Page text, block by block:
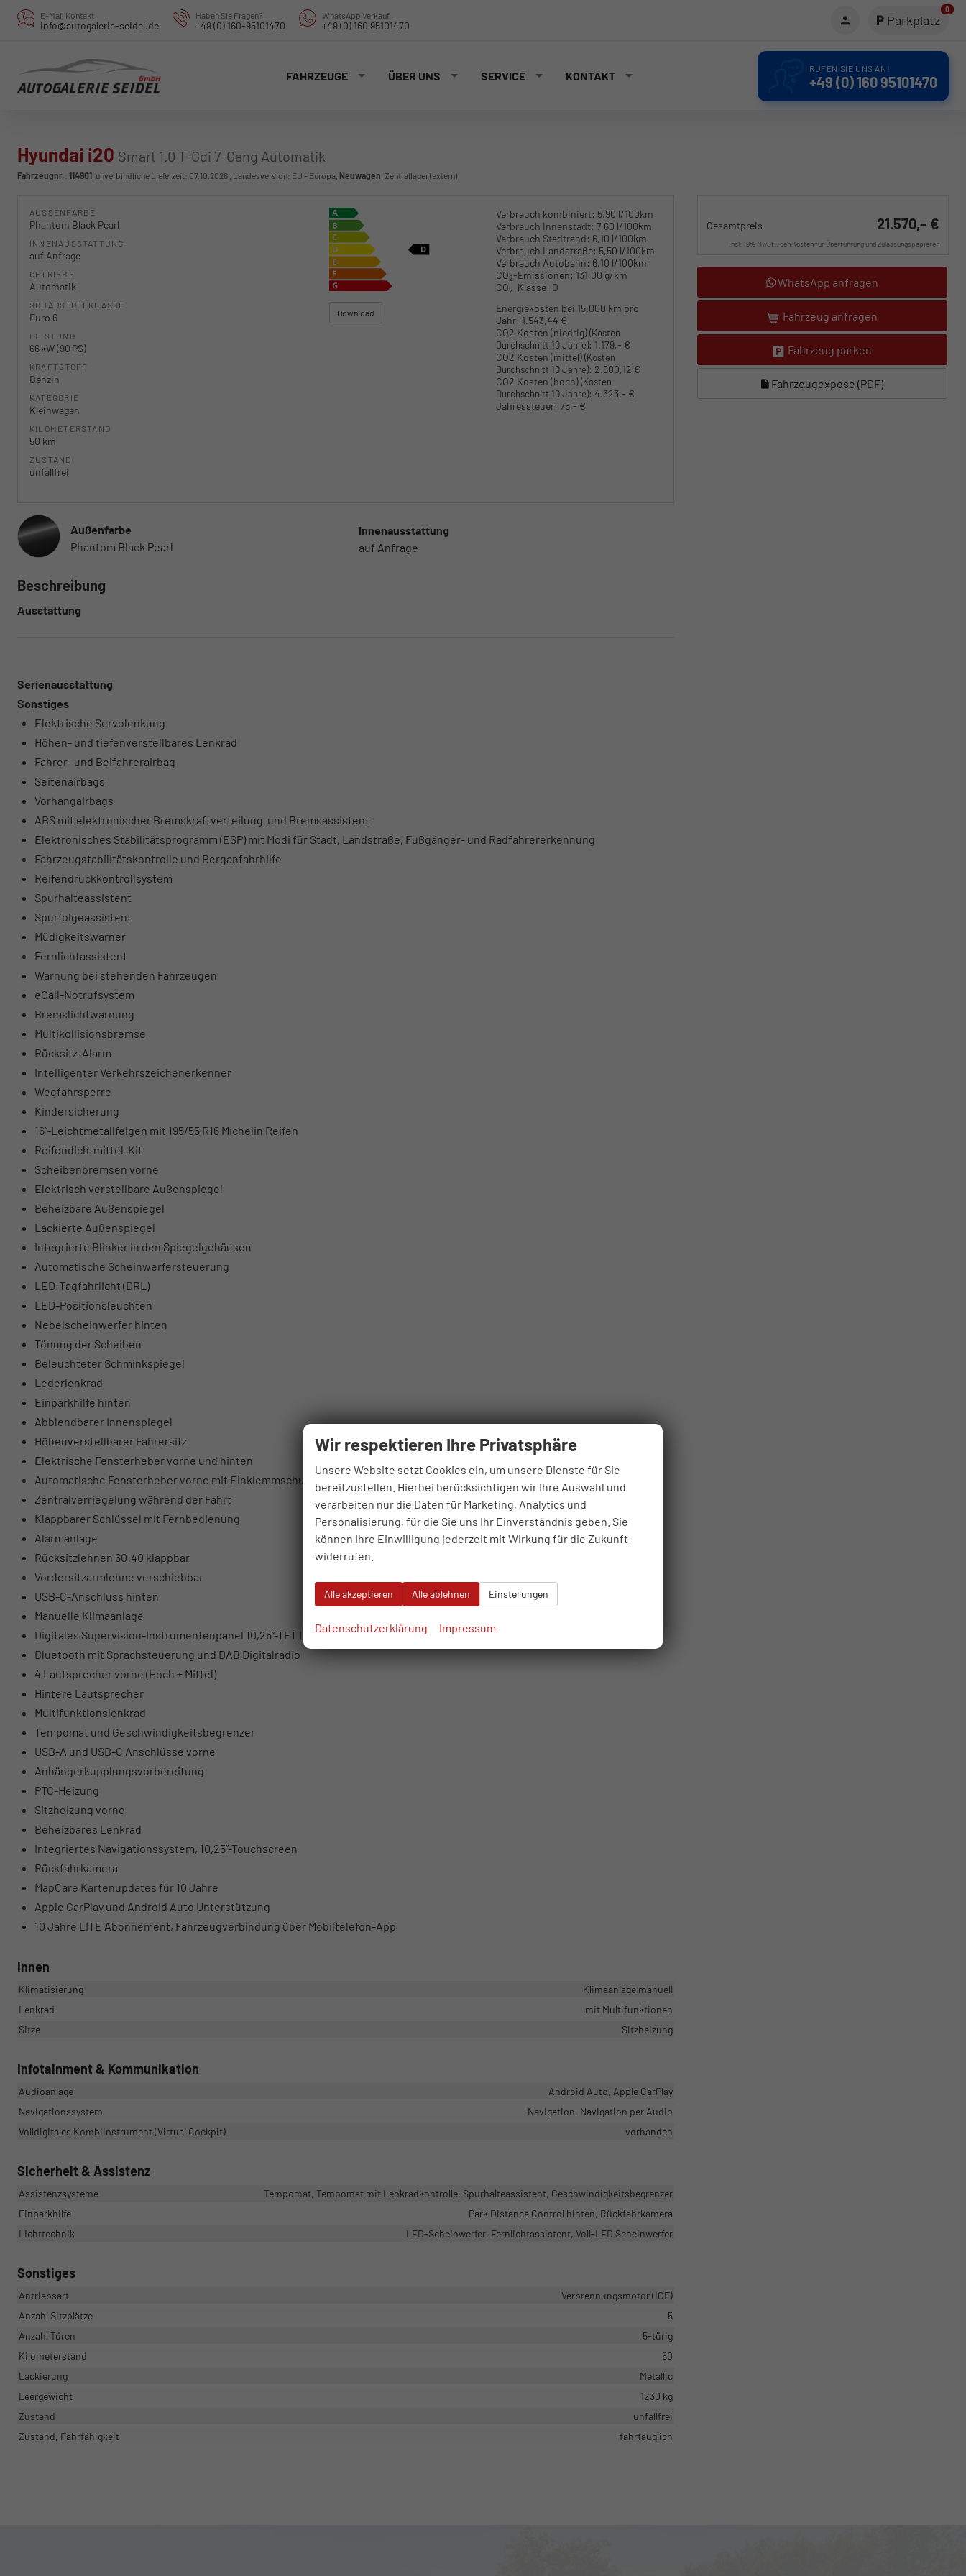
E-Mail Kontakt
info@autogalerie-seidel.de
Haben Sie Fragen?
+49 (0) 160-95101470
WhatsApp Verkauf
+49 (0) 160 95101470 Parkplatz
0
FAHRZEUGE ÜBER UNS SERVICE KONTAKT
RUFEN SIE UNS AN!
+49 (0) 160 95101470
Hyundai i20 Smart 1.0 T-Gdi 7-Gang Automatik
Fahrzeugnr.: 114901, unverbindliche Lieferzeit: 07.10.2026 , Landesversion: EU - Europa, Neuwagen, Zentrallager (extern)
Gesamtpreis 21.570,– €
incl. 19% MwSt., den Kosten für Überführung und Zulassungspapieren
WhatsApp anfragen
Fahrzeug anfragen
Fahrzeug parken
Fahrzeugexposé (PDF)
AUSSENFARBE
Phantom Black Pearl
INNENAUSSTATTUNG
auf Anfrage
GETRIEBE
Automatik
SCHADSTOFFKLASSE
Euro 6
LEISTUNG
66 kW (90 PS)
KRAFTSTOFF
Benzin
KATEGORIE
Kleinwagen
KILOMETERSTAND
50 km
ZUSTAND
unfallfrei
Verbrauch kombiniert: 5,90 l/100km
Verbrauch Innenstadt: 7,60 l/100km
Verbrauch Stadtrand: 6,10 l/100km
Verbrauch Landstraße: 5,50 l/100km
Verbrauch Autobahn: 6,10 l/100km
CO2-Emissionen: 131,00 g/km
CO2-Klasse: D
Download
Energiekosten bei 15.000 km pro
Jahr: 1.543,44 €
CO2 Kosten (niedrig)(Kosten
Durchschnitt 10 Jahre): 1.179,- €
CO2 Kosten (mittel)(Kosten
Durchschnitt 10 Jahre): 2.800,12 €
CO2 Kosten (hoch)(Kosten
Durchschnitt 10 Jahre): 4.323,- €
Jahressteuer: 75,- €
Außenfarbe
Phantom Black Pearl
Innenausstattung
auf Anfrage
Beschreibung
Ausstattung
Serienausstattung
Sonstiges
Elektrische Servolenkung
Höhen- und tiefenverstellbares Lenkrad
Fahrer- und Beifahrerairbag
Seitenairbags
Vorhangairbags
ABS mit elektronischer Bremskraftverteilung und Bremsassistent
Elektronisches Stabilitätsprogramm (ESP) mit Modi für Stadt, Landstraße, Fußgänger- und Radfahrererkennung
Fahrzeugstabilitätskontrolle und Berganfahrhilfe
Reifendruckkontrollsystem
Spurhalteassistent
Spurfolgeassistent
Müdigkeitswarner
Fernlichtassistent
Warnung bei stehenden Fahrzeugen
eCall-Notrufsystem
Bremslichtwarnung
Multikollisionsbremse
Rücksitz-Alarm
Intelligenter Verkehrszeichenerkenner
Wegfahrsperre
Kindersicherung
16“-Leichtmetallfelgen mit 195/55 R16 Michelin Reifen
Reifendichtmittel-Kit
Scheibenbremsen vorne
Elektrisch verstellbare Außenspiegel
Beheizbare Außenspiegel
Lackierte Außenspiegel
Integrierte Blinker in den Spiegelgehäusen
Automatische Scheinwerfersteuerung
LED-Tagfahrlicht (DRL)
LED-Positionsleuchten
Nebelscheinwerfer hinten
Tönung der Scheiben
Beleuchteter Schminkspiegel
Lederlenkrad
Einparkhilfe hinten
Abblendbarer Innenspiegel
Höhenverstellbarer Fahrersitz
Elektrische Fensterheber vorne und hinten
Automatische Fensterheber vorne mit Einklemmschutz
Zentralverriegelung während der Fahrt
Klappbarer Schlüssel mit Fernbedienung
Alarmanlage
Rücksitzlehnen 60:40 klappbar
Vordersitzarmlehne verschiebbar
USB-C-Anschluss hinten
Manuelle Klimaanlage
Digitales Supervision-Instrumentenpanel 10,25“-TFT LCD
Bluetooth mit Sprachsteuerung und DAB Digitalradio
4 Lautsprecher vorne (Hoch + Mittel)
Hintere Lautsprecher
Multifunktionslenkrad
Tempomat und Geschwindigkeitsbegrenzer
USB-A und USB-C Anschlüsse vorne
Anhängerkupplungsvorbereitung
PTC-Heizung
Sitzheizung vorne
Beheizbares Lenkrad
Integriertes Navigationssystem, 10,25“-Touchscreen
Rückfahrkamera
MapCare Kartenupdates für 10 Jahre
Apple CarPlay und Android Auto Unterstützung
10 Jahre LITE Abonnement, Fahrzeugverbindung über Mobiltelefon-App
Innen
Klimatisierung
Klimaanlage manuell
Lenkrad
mit Multifunktionen
Sitze
Sitzheizung
Infotainment & Kommunikation
Audioanlage
Android Auto, Apple CarPlay
Navigationssystem
Navigation, Navigation per Audio
Volldigitales Kombiinstrument (Virtual Cockpit)
vorhanden
Sicherheit & Assistenz
Assistenzsysteme
Tempomat, Tempomat mit Lenkradkontrolle, Spurhalteassistent, Geschwindigkeitsbegrenzer
Einparkhilfe
Park Distance Control hinten, Rückfahrkamera
Lichttechnik
LED-Scheinwerfer, Fernlichtassistent, Voll-LED Scheinwerfer
Sonstiges
Antriebsart
Verbrennungsmotor (ICE)
Anzahl Sitzplätze
5
Anzahl Türen
5-türig
Kilometerstand
50
Lackierung
Metallic
Leergewicht
1230 kg
Zustand
unfallfrei
Zustand, Fahrfähigkeit
fahrtauglich
Wir respektieren Ihre Privatsphäre
Unsere Website setzt Cookies ein, um unsere Dienste für Sie
bereitzustellen. Hierbei berücksichtigen wir Ihre Auswahl und
verarbeiten nur die Daten für Marketing, Analytics und
Personalisierung, für die Sie uns Ihr Einverständnis geben. Sie
können Ihre Einwilligung jederzeit mit Wirkung für die Zukunft
widerrufen.
Alle akzeptieren Alle ablehnen Einstellungen
Datenschutzerklärung Impressum